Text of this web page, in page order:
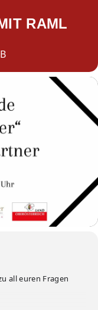
RAML
all euren Fragen